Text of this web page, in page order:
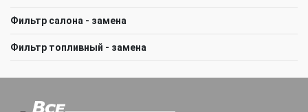
Фильтр салона - замена
Фильтр топливный - замена